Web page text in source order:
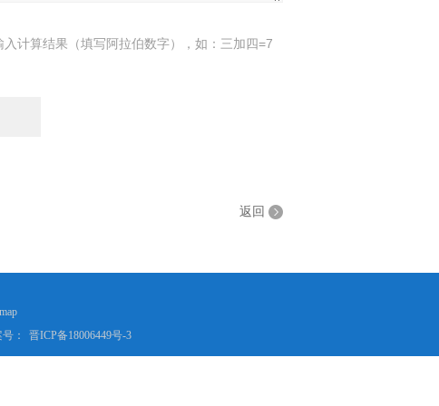
入计算结果（填写阿拉伯数字），如：三加四=7
返回
： 晋ICP备18006449号-3